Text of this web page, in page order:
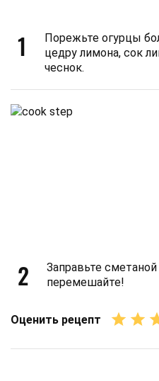
1
Порежьте огурцы
цедру лимона, сок
чеснок.
2
Заправьте
перемешайте!
Оценить рецепт